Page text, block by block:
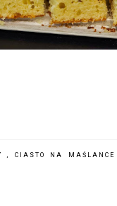
, CIASTO NA MAŚLANCE